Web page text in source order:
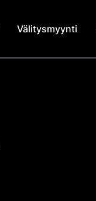
Välitysmyynti